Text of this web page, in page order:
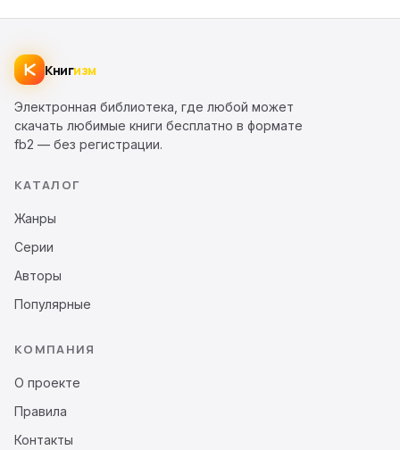
Книгизм
Электронная библиотека, где любой может
скачать любимые книги бесплатно в формате
fb2 — без регистрации.
КАТАЛОГ
Жанры
Серии
Авторы
Популярные
КОМПАНИЯ
О проекте
Правила
Контакты